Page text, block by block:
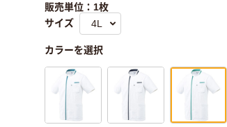
販売単位：1枚
サイズ
カラーを選択